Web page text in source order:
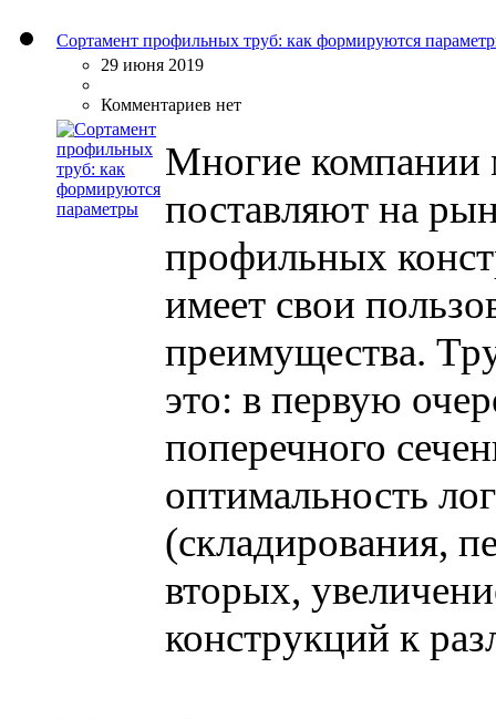
Сортамент профильных труб: как формируются
29 июня 2019
Комментариев нет
Многие компании
поставляют на
профильных
имеет свои
преимущества.
это: в первую
поперечного
оптимальность
(складирования,
вторых,
конструкций к